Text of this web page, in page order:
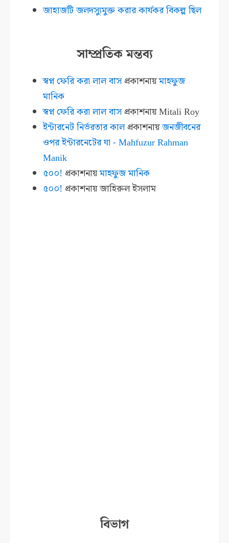
জাহাজটি জলদস্যুমুক্ত করার কার্যকর বিকল্প ছিল
সাম্প্রতিক মন্তব্য
স্বপ্ন ফেরি করা লাল বাসপ্রকাশনায়মাহফুজ
মানিক
স্বপ্ন ফেরি করা লাল বাসপ্রকাশনায়Mitali Roy
ইন্টারনেট নির্ভরতার কালপ্রকাশনায়জনজীবনের
ওপর ইন্টারনেটের ঘা - Mahfuzur Rahman
Manik
৫০০! প্রকাশনায়মাহফুজ মানিক
৫০০! প্রকাশনায়জাহিরুল ইসলাম
বিভাগ